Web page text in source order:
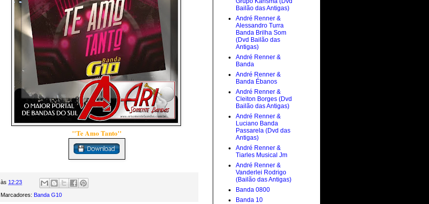
''Te Amo Tanto''
às 12:23
Marcadores: Banda G10
Bailão das Antigas)
André Renner &
Alessandro Turra
Banda Brilha Som
(Dvd Bailão das
Antigas)
André Renner &
Banda
André Renner &
Banda Ébanos
André Renner &
Cleiton Borges (Dvd
Bailão das Antigas)
André Renner &
Luciano Banda
Passarela (Dvd das
Antigas)
André Renner &
Tiarles Musical Jm
André Renner &
Vanderlei Rodrigo
(Bailão das Antigas)
Banda 0800
Banda 10